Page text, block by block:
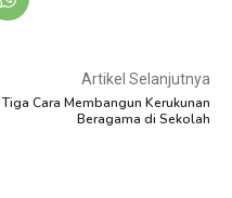
Artikel Selanjutnya
Tiga Cara Membangun Kerukunan
Beragama di Sekolah